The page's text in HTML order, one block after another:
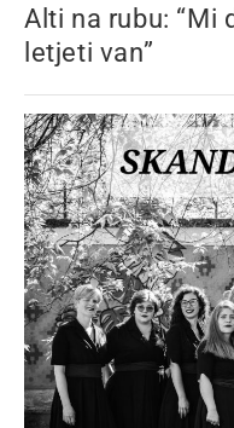
Alti na rubu: “Mi
letjeti van”